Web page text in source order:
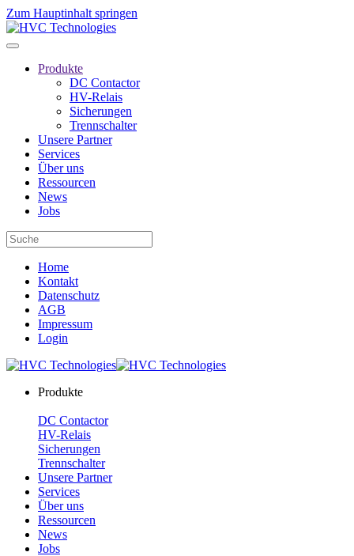
Zum Hauptinhalt springen
Produkte
DC Contactor
HV-Relais
Sicherungen
Trennschalter
Unsere Partner
Services
Über uns
Ressourcen
News
Jobs
Home
Kontakt
Datenschutz
AGB
Impressum
Login
Produkte
DC Contactor
HV-Relais
Sicherungen
Trennschalter
Unsere Partner
Services
Über uns
Ressourcen
News
Jobs